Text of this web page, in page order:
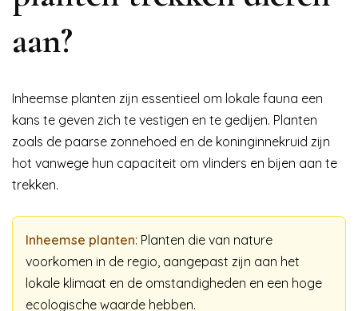
aan?
Inheemse planten zijn essentieel om lokale fauna een
kans te geven zich te vestigen en te gedijen. Planten
zoals de paarse zonnehoed en de koninginnekruid zijn
hot vanwege hun capaciteit om vlinders en bijen aan te
trekken.
Inheemse planten: Planten die van nature
voorkomen in de regio, aangepast zijn aan het
lokale klimaat en de omstandigheden en een hoge
ecologische waarde hebben.